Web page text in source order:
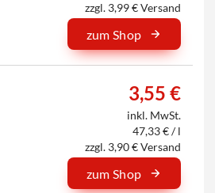
zzgl. 3,99 € Versand
zum Shop
3,55 €
inkl. MwSt.
47,33 € / l
zzgl. 3,90 € Versand
zum Shop